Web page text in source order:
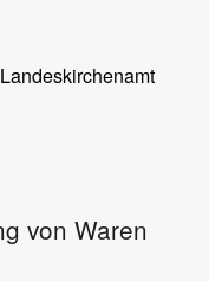
Landeskirchenamt
von Waren